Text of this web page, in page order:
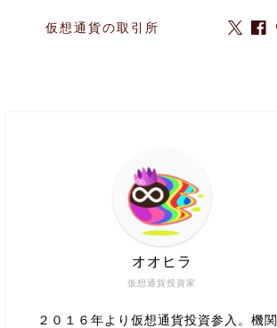
仮想通貨の取引所
仮想通貨投資家
オオヒラ
２０１６年より仮想通貨投資参入。機関